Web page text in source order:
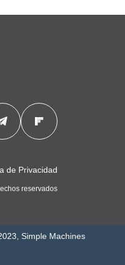
de Privacidad
reservados
, Simple Machines